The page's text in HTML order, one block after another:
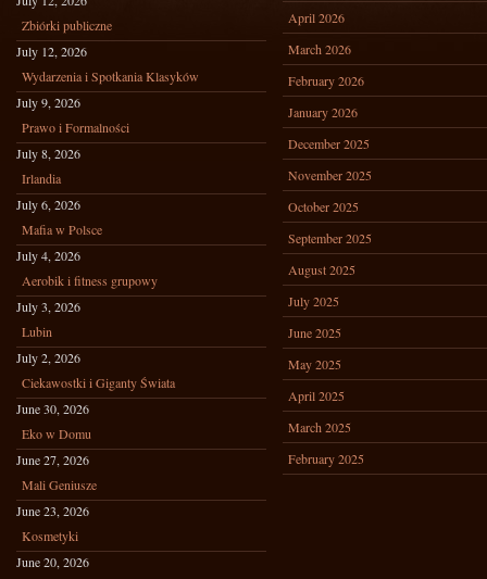
Zbiórki publiczne
July 12, 2026
Wydarzenia i Spotkania Klasyków
July 9, 2026
Prawo i Formalności
July 8, 2026
Irlandia
July 6, 2026
Mafia w Polsce
July 4, 2026
Aerobik i fitness grupowy
July 3, 2026
Lubin
July 2, 2026
Ciekawostki i Giganty Świata
June 30, 2026
Eko w Domu
June 27, 2026
Mali Geniusze
June 23, 2026
Kosmetyki
June 20, 2026
April 2026
March 2026
February 2026
January 2026
December 2025
November 2025
October 2025
September 2025
August 2025
July 2025
June 2025
May 2025
April 2025
March 2025
February 2025